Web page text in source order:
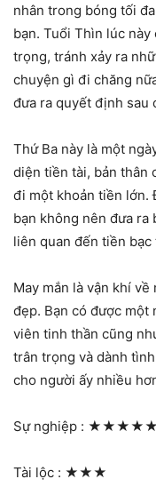
nhân trong bóng tối
bạn. Tuổi Thìn lúc
trọng, tránh xảy ra
chuyện gì đi chăng
đưa ra quyết định sau
Thứ Ba này là một
diện tiền tài, bản thân
đi một khoản tiền lớn.
bạn không nên đưa
liên quan đến tiền
May mắn là vận khí
đẹp. Bạn có được một
viên tinh thần cũng
trân trọng và dành
cho người ấy nhiều
Sự nghiệp :
Tài lộc : ★★★